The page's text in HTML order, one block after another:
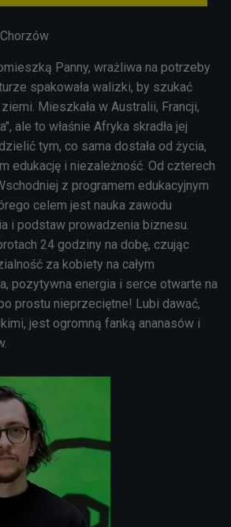
Panny, wrażliwa na potrzeby
spakowała walizki, by szukać
Mieszkała w Australii, Francji,
ale to właśnie Afryka skradła jej
tym, co sama dostała od życia,
edukację i niezależność. Od czterech
z programem edukacyjnym
celem jest nauka zawodu
i podstaw prowadzenia biznesu.
24 godziny na dobę, czując
za kobiety na całym
pozytywna energia i serce otwarte na
prostu nieprzeciętne! Lubi dawać,
jest ogromną fanką ananasów i